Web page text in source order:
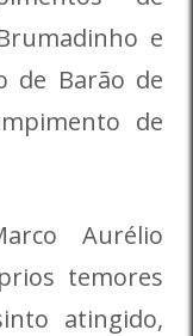
e
de Barão de
de
Aurélio
temores
atingido,